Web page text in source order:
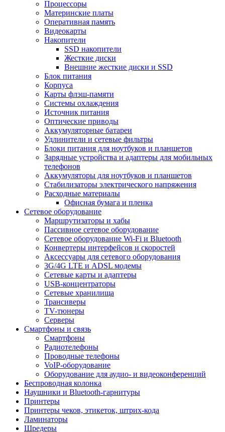
Процессоры
Материнские платы
Оперативная память
Видеокарты
Накопители
SSD накопители
Жесткие диски
Внешние жесткие диски и SSD
Блок питания
Корпуса
Карты флэш-памяти
Системы охлаждения
Источник питания
Оптические приводы
Аккумуляторные батареи
Удлинители и сетевые фильтры
Блоки питания для ноутбуков и планшетов
Зарядные устройства и адаптеры для мобильных
телефонов
Аккумуляторы для ноутбуков и планшетов
Стабилизаторы электрического напряжения
Расходные материалы
Офисная бумага и пленка
Сетевое оборудование
Маршрутизаторы и хабы
Пассивное сетевое оборудование
Сетевое оборудование Wi-Fi и Bluetooth
Конвертеры интерфейсов и скоростей
Аксессуары для сетевого оборудования
3G/4G LTE и ADSL модемы
Сетевые карты и адаптеры
USB-концентраторы
Сетевые хранилища
Трансиверы
TV-тюнеры
Серверы
Смартфоны и связь
Смартфоны
Радиотелефоны
Проводные телефоны
VoIP-оборудование
Оборудование для аудио- и видеоконференций
Беспроводная колонка
Наушники и Bluetooth-гарнитуры
Принтеры
Принтеры чеков, этикеток, штрих-кода
Ламинаторы
Шредеры